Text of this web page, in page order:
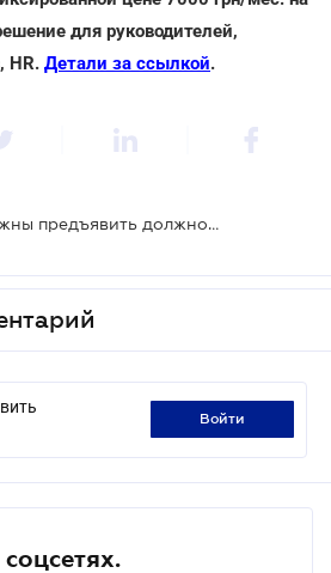
для руководителей,
HR. Детали за ссылкой.
Какие документы должны предъявить должностные лица налоговых органов перед проведением документальной выездной или фактической проверки
войти